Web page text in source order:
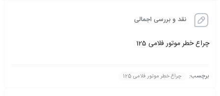
نقد و بررسی اجمالی
چراع خطر موتور فلامی 125
برچسب: چراع خطر موتور فلامی 125